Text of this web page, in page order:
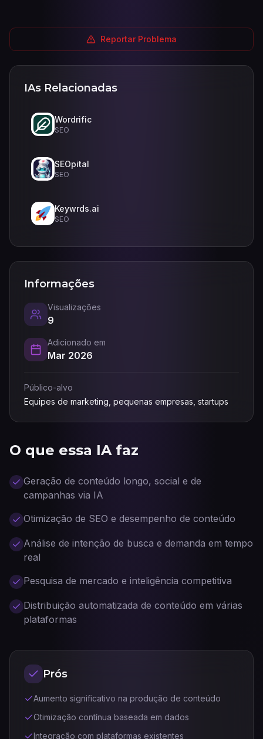
O que essa IA faz
Geração de conteúdo longo, social e de
campanhas via IA
Otimização de SEO e desempenho de conteúdo
Análise de intenção de busca e demanda em tempo
real
Pesquisa de mercado e inteligência competitiva
Distribuição automatizada de conteúdo em várias
plataformas
Prós
Aumento significativo na produção de conteúdo
Otimização contínua baseada em dados
Integração com plataformas existentes
Reportar Problema
IAs Relacionadas
Wordrific
SEO
SEOpital
SEO
Keywrds.ai
SEO
Informações
Visualizações
9
Adicionado em
Mar 2026
Público-alvo
Equipes de marketing, pequenas empresas, startups